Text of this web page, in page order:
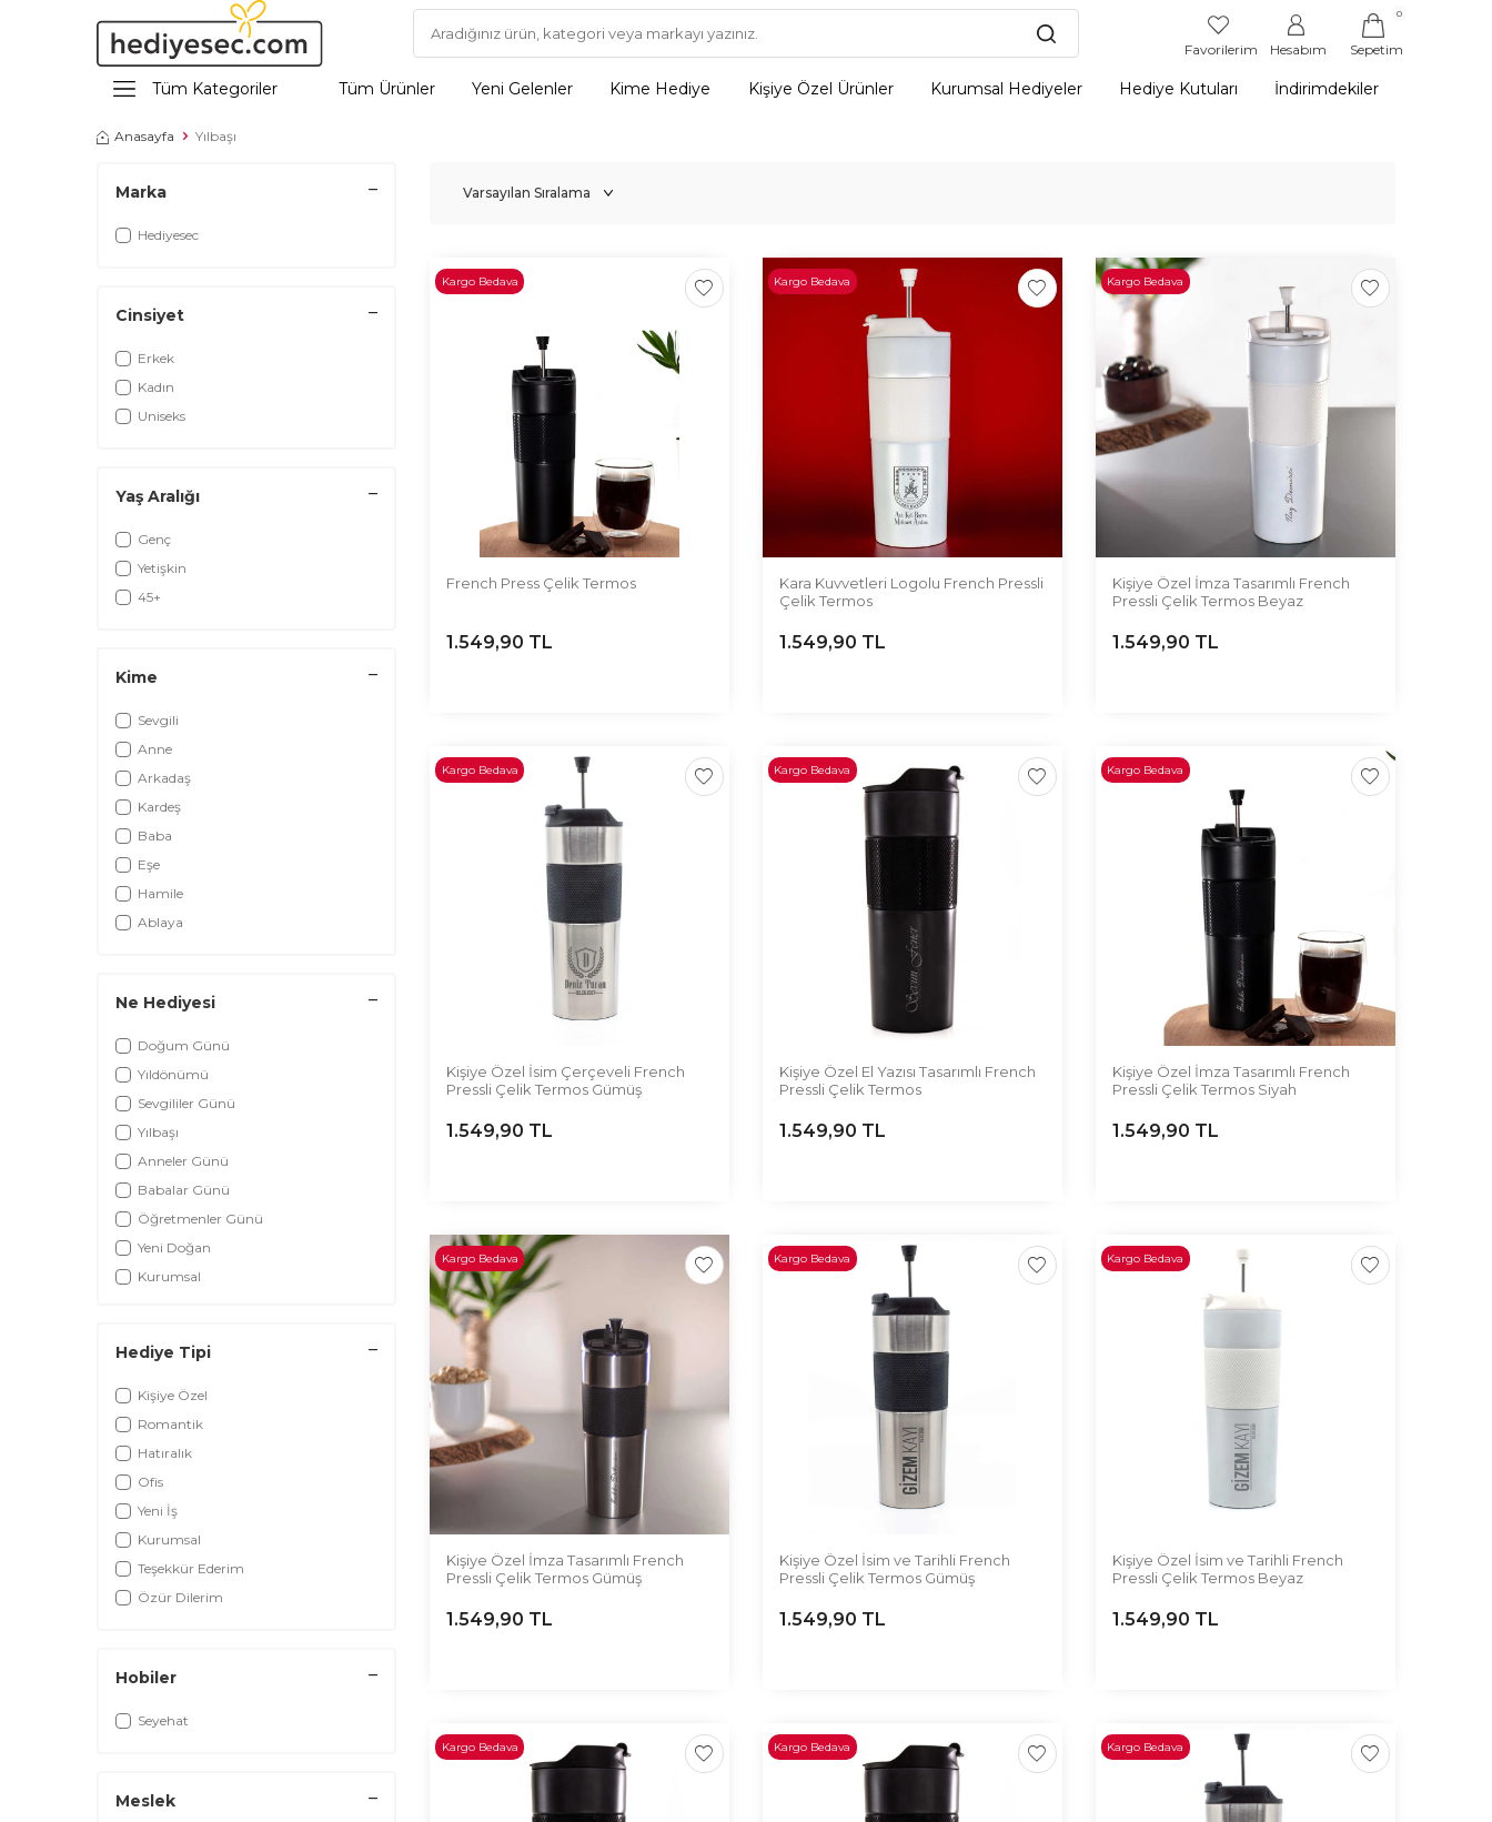
Favorilerim Hesabım Sepetim
0
Tüm Kategoriler Tüm Ürünler Yeni Gelenler Kime Hediye Kişiye Özel Ürünler Kurumsal Hediyeler Hediye Kutuları İndirimdekiler
Anasayfa Yılbaşı
Marka
Hediyesec
Cinsiyet
Erkek
Kadın
Uniseks
Yaş Aralığı
Genç
Yetişkin
45+
Kime
Sevgili
Anne
Arkadaş
Kardeş
Baba
Eşe
Hamile
Ablaya
Ne Hediyesi
Doğum Günü
Yıldönümü
Sevgililer Günü
Yılbaşı
Anneler Günü
Babalar Günü
Öğretmenler Günü
Yeni Doğan
Kurumsal
Hediye Tipi
Kişiye Özel
Romantik
Hatıralık
Ofis
Yeni İş
Kurumsal
Teşekkür Ederim
Özür Dilerim
Hobiler
Seyehat
Meslek
Kargo Bedava
French Press Çelik Termos
1.549,90 TL
Kargo Bedava
Kara Kuvvetleri Logolu French Pressli
Çelik Termos
1.549,90 TL
Kargo Bedava
Kişiye Özel İmza Tasarımlı French
Pressli Çelik Termos Beyaz
1.549,90 TL
Kargo Bedava
Kişiye Özel İsim Çerçeveli French
Pressli Çelik Termos Gümüş
1.549,90 TL
Kargo Bedava
Kişiye Özel El Yazısı Tasarımlı French
Pressli Çelik Termos
1.549,90 TL
Kargo Bedava
Kişiye Özel İmza Tasarımlı French
Pressli Çelik Termos Siyah
1.549,90 TL
Kargo Bedava
Kişiye Özel İmza Tasarımlı French
Pressli Çelik Termos Gümüş
1.549,90 TL
Kargo Bedava
Kişiye Özel İsim ve Tarihli French
Pressli Çelik Termos Gümüş
1.549,90 TL
Kargo Bedava
Kişiye Özel İsim ve Tarihli French
Pressli Çelik Termos Beyaz
1.549,90 TL
Kargo Bedava Kargo Bedava Kargo Bedava